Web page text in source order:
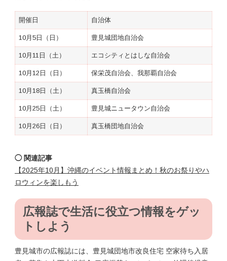
開催日 自治体
10月5日（日） 豊見城団地自治会
10月11日（土） エコシティとはしな自治会
10月12日（日） 保栄茂自治会、我那覇自治会
10月18日（土） 真玉橋自治会
10月25日（土） 豊見城ニュータウン自治会
10月26日（日） 真玉橋団地自治会
◯ 関連記事
【2025年10月】沖縄のイベント情報まとめ！秋のお祭りやハ
ロウィンを楽しもう
広報誌で生活に役立つ情報をゲッ
トしよう
豊見城市の広報誌には、豊見城団地市改良住宅 空家待ち入居